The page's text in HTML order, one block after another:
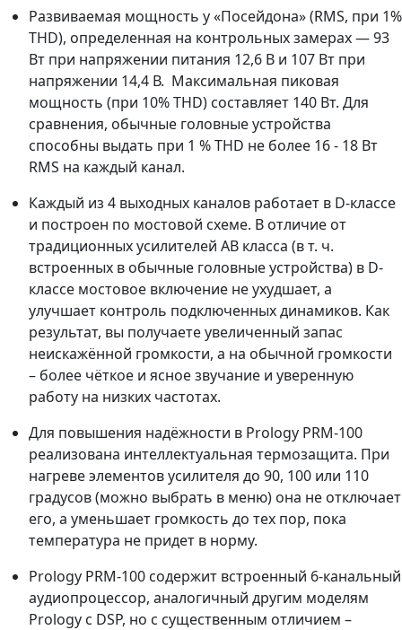
Развиваемая мощность у «Посейдона» (RMS, при 1%
THD), определенная на контрольных замерах — 93
Вт при напряжении питания 12,6 В и 107 Вт при
напряжении 14,4 В. Максимальная пиковая
мощность (при 10% THD) составляет 140 Вт. Для
сравнения, обычные головные устройства
способны выдать при 1 % THD не более 16 - 18 Вт
RMS на каждый канал.
Каждый из 4 выходных каналов работает в D-классе
и построен по мостовой схеме. В отличие от
традиционных усилителей АВ класса (в т. ч.
встроенных в обычные головные устройства) в D-
классе мостовое включение не ухудшает, а
улучшает контроль подключенных динамиков. Как
результат, вы получаете увеличенный запас
неискажённой громкости, а на обычной громкости
– более чёткое и ясное звучание и уверенную
работу на низких частотах.
Для повышения надёжности в Prology PRM-100
реализована интеллектуальная термозащита. При
нагреве элементов усилителя до 90, 100 или 110
градусов (можно выбрать в меню) она не отключает
его, а уменьшает громкость до тех пор, пока
температура не придет в норму.
Prology PRM-100 содержит встроенный 6-канальный
аудиопроцессор, аналогичный другим моделям
Prology с DSP, но с существенным отличием –